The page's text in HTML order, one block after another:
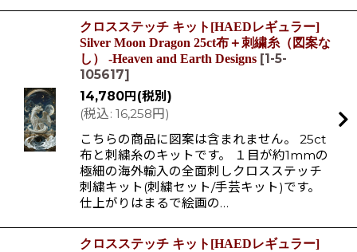
クロスステッチ キット[HAEDレギュラー]
Silver Moon Dragon 25ct布＋刺繍糸（図案な
し） -Heaven and Earth Designs [1-5-
105617]
14,780円 (税別)
(税込: 16,258円 )
こちらの商品に図案は含まれません。 25ct
布と刺繍糸のキットです。 １目が約1mmの
極細の海外輸入の全面刺しクロスステッチ
刺繍キット(刺繍セット/手芸キット)です。
仕上がりはまるで絵画の…
クロスステッチ キット[HAEDレギュラー]